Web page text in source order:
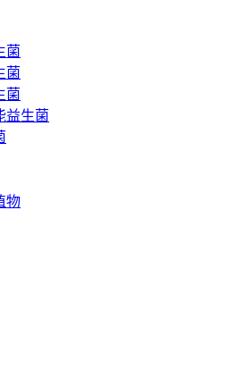
菌
菌
菌
益生菌
物